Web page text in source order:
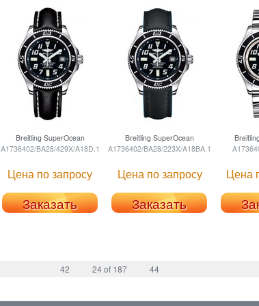
BreitlingSuperOcean
A1736402/BA28/429X/A18D.1
Цена по запросу
Заказать
Breitling SuperOcean
A1736402/BA28/223X/A18BA.1
Цена по запросу
Заказать
Цена
42 24 of 187 44